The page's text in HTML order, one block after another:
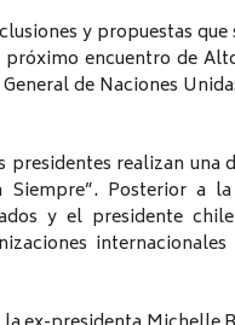
y propuestas
encuentro de
de Naciones
presidentes realizan
Siempre”. Posterior a
y el presidente